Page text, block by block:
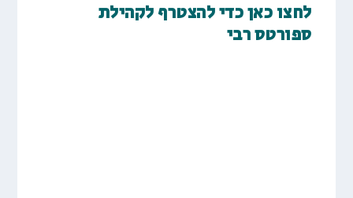
לחצו כאן כדי להצטרף לקהילת
ספורטס רבי